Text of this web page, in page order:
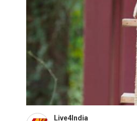
Live4India